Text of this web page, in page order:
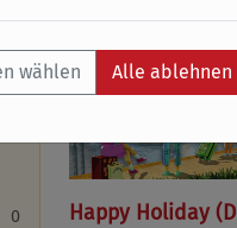
0 Happy Holiday
wählen Alle ablehnen